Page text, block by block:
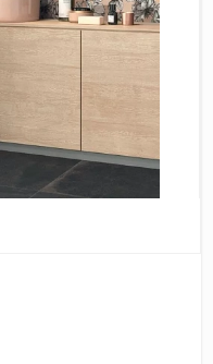
Дерево
Камень
Оникс
Бетон
Декор
Моноколор